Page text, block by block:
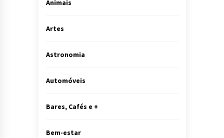
Animais
Artes
Astronomia
Automóveis
Bares, Cafés e +
Bem-estar